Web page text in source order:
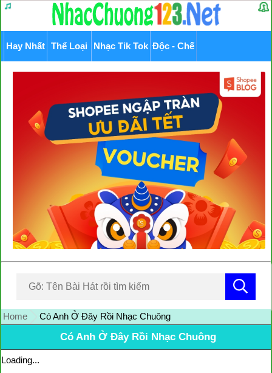
Hay Nhất Thể Loại Nhạc Tik Tok Độc - Chế
Home Có Anh Ở Đây Rồi Nhạc Chuông
Có Anh Ở Đây Rồi Nhạc Chuông
Loading...